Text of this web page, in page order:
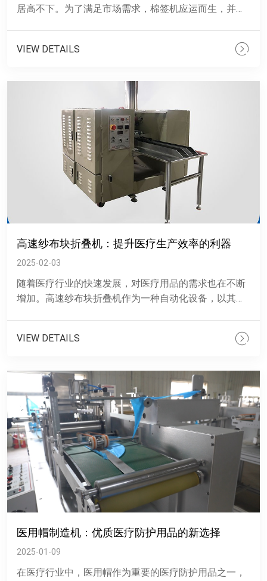
居高不下。为了满足市场需求，棉签机应运而生，并以
VIEW DETAILS
高速纱布块折叠机：提升医疗生产效率的利器
2025-02-03
随着医疗行业的快速发展，对医疗用品的需求也在不断
增加。高速纱布块折叠机作为一种自动化设备，以其精
VIEW DETAILS
医用帽制造机：优质医疗防护用品的新选择
2025-01-09
在医疗行业中，医用帽作为重要的医疗防护用品之一，